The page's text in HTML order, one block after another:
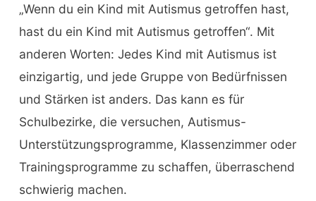
„Wenn du ein Kind mit Autismus getroffen hast,
hast du ein Kind mit Autismus getroffen“. Mit
anderen Worten: Jedes Kind mit Autismus ist
einzigartig, und jede Gruppe von Bedürfnissen
und Stärken ist anders. Das kann es für
Schulbezirke, die versuchen, Autismus-
Unterstützungsprogramme, Klassenzimmer oder
Trainingsprogramme zu schaffen, überraschend
schwierig machen.